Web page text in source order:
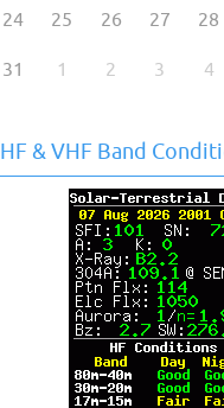
24 25 26 27 28
31 1 2 3 4
HF & VHF Band